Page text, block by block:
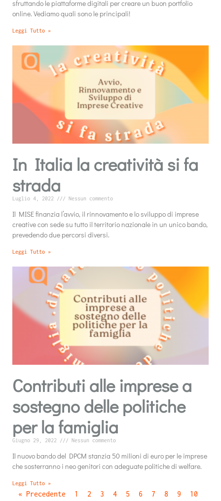
sfruttando le piattaforme digitali per creare un buon portfolio
online. Vediamo quali sono le principali!
Leggi Tutto »
In Italia la creatività si fa
strada
Luglio 4, 2022 Nessun commento
Il MISE finanzia l’avvio, il rinnovamento e lo sviluppo di imprese
creative con sede su tutto il territorio nazionale in un unico bando,
prevedendo due percorsi diversi.
Leggi Tutto »
Contributi alle imprese a
sostegno delle politiche
per la famiglia
Giugno 29, 2022 Nessun commento
Il nuovo bando del DPCM stanzia 50 milioni di euro per le imprese
che sosterranno i neo genitori con adeguate politiche di welfare.
Leggi Tutto »
« Precedente 1 2 3 4 5 6 7 8 9
10